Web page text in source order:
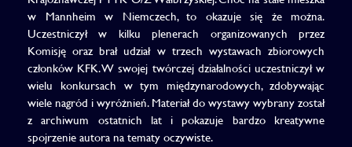
w Mannheim w Niemczech, to okazuje się że można.
Uczestniczył w kilku plenerach organizowanych przez
Komisję oraz brał udział w trzech wystawach zbiorowych
członków KFK. W swojej twórczej działalności uczestniczył w
wielu konkursach w tym międzynarodowych, zdobywając
wiele nagród i wyróżnień. Materiał do wystawy wybrany został
z archiwum ostatnich lat i pokazuje bardzo kreatywne
spojrzenie autora na tematy oczywiste.